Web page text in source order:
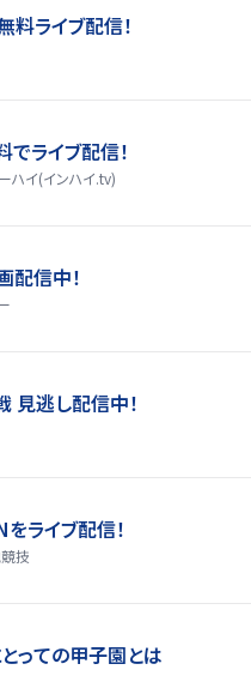
ライブ配信！
ライブ配信！
ハイ(インハイ.tv)
配信中！
見逃し配信中！
ライブ配信！
技
っての甲子園とは